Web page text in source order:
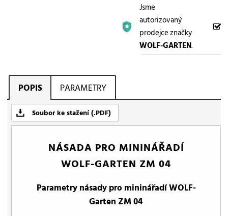
Jsme
autorizovaný
prodejce značky
WOLF-GARTEN.
POPIS PARAMETRY
Soubor ke stažení (.PDF)
NÁSADA PRO MININÁŘADÍ
WOLF-GARTEN ZM 04
Parametry násady pro mininářadí WOLF-
Garten ZM 04